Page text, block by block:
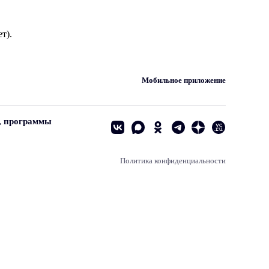
Мобильное приложение
программы
Политика конфиденциальности